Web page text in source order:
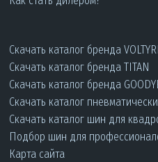
Скачать каталог бренда
Скачать каталог бренда TITAN
Скачать каталог бренда
Скачать каталог
Скачать каталог шин для
Подбор шин для
Карта сайта